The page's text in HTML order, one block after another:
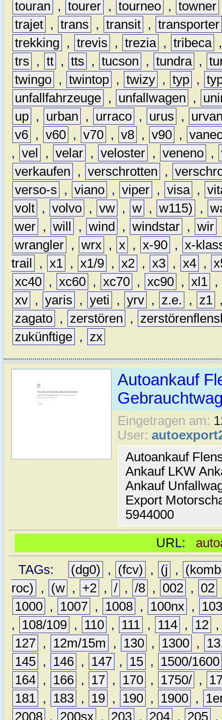
touran , tourer , tourneo , towner
trajet , trans , transit , transporter
trekking
, trevis , trezia , tribeca
trs
, tt , tts , tucson , tundra ,
twingo , twintop , twizy , typ ,
unfallfahrzeuge , unfallwagen ,
up , urban , urraco , urus ,
v6 , v60 , v70 , v8 , v90 ,
, vel , velar , veloster , veneno ,
verkaufen
, verschrotten ,
verso-s
, viano , viper , visa ,
volt , volvo , vw , w , w115) ,
wer , will , wind , windstar , wir
wrangler , wrx , x , x-90 , x-
trail
, x1 , x1/9 , x2 , x3 , x4 ,
xc40 , xc60 , xc70 , xc90 , xl1 ,
xv , yaris , yeti , yrv , z.e. , z1
zagato , zerstören ,
zukünftige , zx
Autoankauf
Eingetragen am:
User:
Autoankauf
Ankauf LKW
Ankauf
Export
5944000
URL:
TAGs:
(dg0) , (fcv) , (j ,
roc)
, (w , +2 , / , /8 , 002 , 02
1000 , 1007 , 1008 , 100nx ,
,
108/109 , 110 , 111 , 114 , 12
127 , 12m/15m , 130 , 1300 ,
145 , 146 , 147 , 15 ,
1500/1600
164 , 166 , 17 , 170 , 1750/ ,
181 , 183 , 19 , 190 , 1900 ,
2008 , 200sx , 203 , 204 , 205 ,